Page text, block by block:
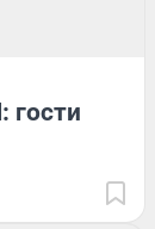
гости